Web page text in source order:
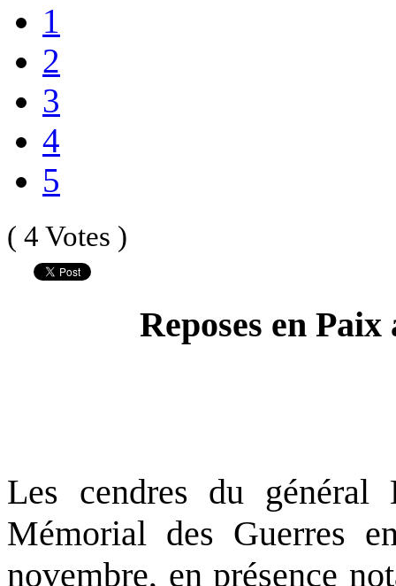
1
2
3
4
5
( 4 Votes )
Reposes en
Les cendres du général
Mémorial des Guerres
novembre, en présence